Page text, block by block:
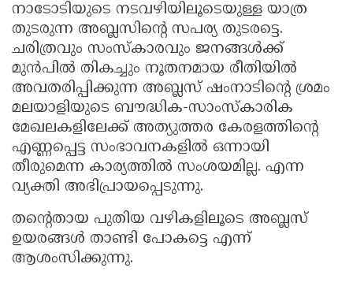
നാടോടിയുടെ നടവഴിയിലൂടെയുള്ള യാത്ര
തുടരുന്ന അബ്ലസിന്റെ സപര്യ തുടരട്ടെ.
ചരിത്രവും സംസ്കാരവും ജനങ്ങൾക്ക്
മുൻപിൽ തികച്ചും നൂതനമായ രീതിയിൽ
അവതരിപ്പിക്കുന്ന അബ്ലസ് ഷംനാടിന്റെ ശ്രമം
മലയാളിയുടെ ബൗദ്ധിക-സാംസ്കാരിക
മേഖലകളിലേക്ക് അത്യുത്തര കേരളത്തിന്റെ
എണ്ണപ്പെട്ട സംഭാവനകളിൽ ഒന്നായി
തീരുമെന്ന കാര്യത്തിൽ സംശയമില്ല. എന്ന
വ്യക്തി അഭിപ്രായപ്പെടുന്നു.
തന്റെതായ പുതിയ വഴികളിലൂടെ അബ്ലസ്
ഉയരങ്ങൾ താണ്ടി പോകട്ടെ എന്ന്
ആശംസിക്കുന്നു.